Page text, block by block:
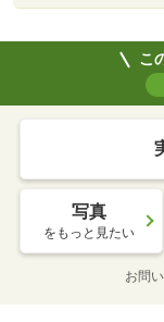
こ
写真
をもっと見たい
お問